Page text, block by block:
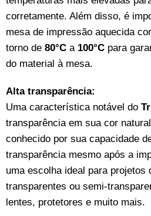
corretamente. Além disso, é
mesa de impressão aquecida
torno de 80°C a 100°C para
do material à mesa.
Alta transparência:
Uma característica notável do
transparência em sua cor
conhecido por sua capacidade
transparência mesmo após a
uma escolha ideal para projetos
transparentes ou semi-
lentes, protetores e muito mais.